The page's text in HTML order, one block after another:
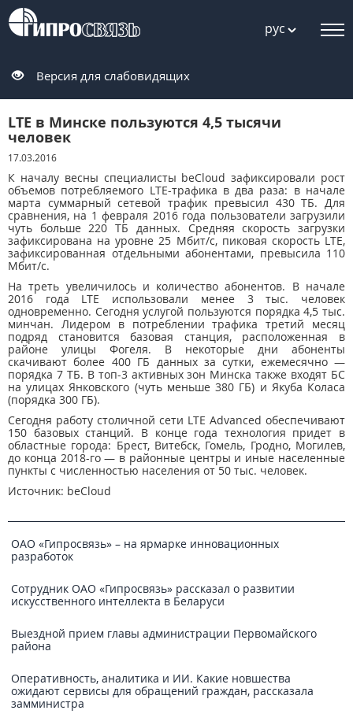
рус
Версия для слабовидящих
LTE в Минске пользуются 4,5 тысячи
человек
17.03.2016
К началу весны специалисты beCloud зафиксировали рост
объемов потребляемого LTE-трафика в два раза: в начале
марта суммарный сетевой трафик превысил 430 ТБ. Для
сравнения, на 1 февраля 2016 года пользователи загрузили
чуть больше 220 ТБ данных. Средняя скорость загрузки
зафиксирована на уровне 25 Мбит/с, пиковая скорость LTE,
зафиксированная отдельными абонентами, превысила 110
Мбит/с.
На треть увеличилось и количество абонентов. В начале
2016 года LTE использовали менее 3 тыс. человек
одновременно. Сегодня услугой пользуются порядка 4,5 тыс.
минчан. Лидером в потреблении трафика третий месяц
подряд становится базовая станция, расположенная в
районе улицы Фогеля. В некоторые дни абоненты
скачивают более 400 ГБ данных за сутки, ежемесячно —
порядка 7 ТБ. В топ-3 активных зон Минска также входят БС
на улицах Янковского (чуть меньше 380 ГБ) и Якуба Коласа
(порядка 300 ГБ).
Сегодня работу столичной сети LTE Advanced обеспечивают
150 базовых станций. В конце года технология придет в
областные города: Брест, Витебск, Гомель, Гродно, Могилев,
до конца 2018-го — в районные центры и иные населенные
пункты с численностью населения от 50 тыс. человек.
Источник: beCloud
ОАО «Гипросвязь» – на ярмарке инновационных
разработок
Сотрудник ОАО «Гипросвязь» рассказал о развитии
искусственного интеллекта в Беларуси
Выездной прием главы администрации Первомайского
района
Оперативность, аналитика и ИИ. Какие новшества
ожидают сервисы для обращений граждан, рассказала
замминистра